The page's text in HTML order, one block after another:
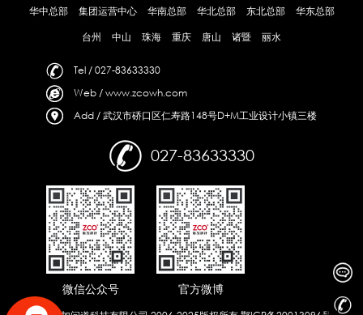
华中总部 集团运营中心 华南总部 华北总部 东北总部
华东总部
台州
中山 珠海 重庆 唐山 诸暨 丽水
Tel / 027-83633330
Web / www.zcowh.com
Add / 武汉市硚口区仁寿路148号D+M工业设计小镇三楼
027-83633330
微信公众号 官方微博